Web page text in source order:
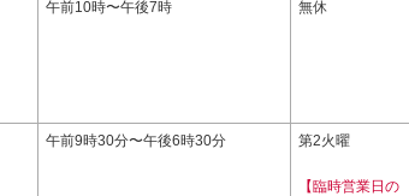
午前10時〜午後7時 無休
午前9時30分〜午後6時30分 第2火曜
【臨時営業日の